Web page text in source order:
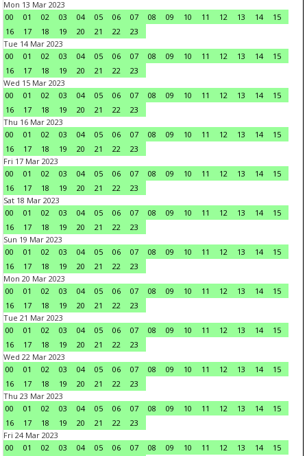
Mon 13 Mar 2023
00
01 02 03 04 05 06 07 08 09 10 11 12 13 14
15
16
17 18 19 20 21 22
23
Tue 14 Mar 2023
00
01 02 03 04 05 06 07 08 09 10 11 12 13 14
15
16
17 18 19 20 21 22
23
Wed 15 Mar 2023
00
01 02 03 04 05 06 07 08 09 10 11 12 13 14
15
16
17 18 19 20 21 22
23
Thu 16 Mar 2023
00
01 02 03 04 05 06 07 08 09 10 11 12 13 14
15
16
17 18 19 20 21 22
23
Fri 17 Mar 2023
00
01 02 03 04 05 06 07 08 09 10 11 12 13 14
15
16
17 18 19 20 21 22
23
Sat 18 Mar 2023
00
01 02 03 04 05 06 07 08 09 10 11 12 13 14
15
16
17 18 19 20 21 22
23
Sun 19 Mar 2023
00
01 02 03 04 05 06 07 08 09 10 11 12 13 14
15
16
17 18 19 20 21 22
23
Mon 20 Mar 2023
00
01 02 03 04 05 06 07 08 09 10 11 12 13 14
15
16
17 18 19 20 21 22
23
Tue 21 Mar 2023
00
01 02 03 04 05 06 07 08 09 10 11 12 13 14
15
16
17 18 19 20 21 22
23
Wed 22 Mar 2023
00
01 02 03 04 05 06 07 08 09 10 11 12 13 14
15
16
17 18 19 20 21 22
23
Thu 23 Mar 2023
00
01 02 03 04 05 06 07 08 09 10 11 12 13 14
15
16
17 18 19 20 21 22
23
Fri 24 Mar 2023
00
01 02 03 04 05 06 07 08 09 10 11 12 13 14
15